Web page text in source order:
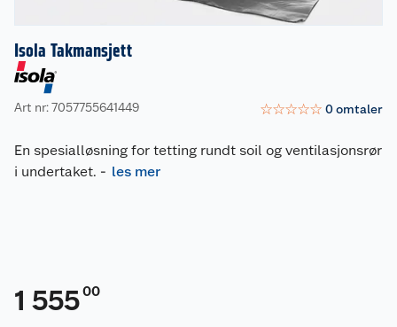
Isola Takmansjett
Art nr: 7057755641449 ☆☆☆☆☆ 0omtaler
En spesialløsning for tetting rundt soil og ventilasjonsrør
i undertaket. - les mer
1 55500